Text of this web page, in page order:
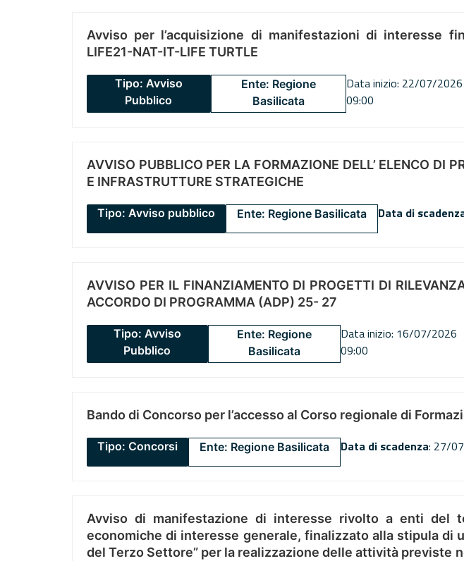
Avviso per l’acquisizione di manifestazioni di interesse
LIFE21-NAT-IT-LIFE TURTLE
Tipo: Avviso
Pubblico
Ente: Regione
Basilicata
Data inizio: 22/07/2026
09:00
AVVISO PUBBLICO PER LA FORMAZIONE DELL’ ELENCO DI
E INFRASTRUTTURE STRATEGICHE
Tipo: Avviso pubblico Ente: Regione Basilicata Data di
AVVISO PER IL FINANZIAMENTO DI PROGETTI DI
ACCORDO DI PROGRAMMA (ADP) 25- 27
Tipo: Avviso
Pubblico
Ente: Regione
Basilicata
Data inizio: 16/07/2026
09:00
Bando di Concorso per l’accesso al Corso regionale di
Tipo: Concorsi Ente: Regione Basilicata Data di scadenza: 27/
Avviso di manifestazione di interesse rivolto a enti del
economiche di interesse generale, finalizzato alla stipula di
del Terzo Settore” per la realizzazione delle attività previste